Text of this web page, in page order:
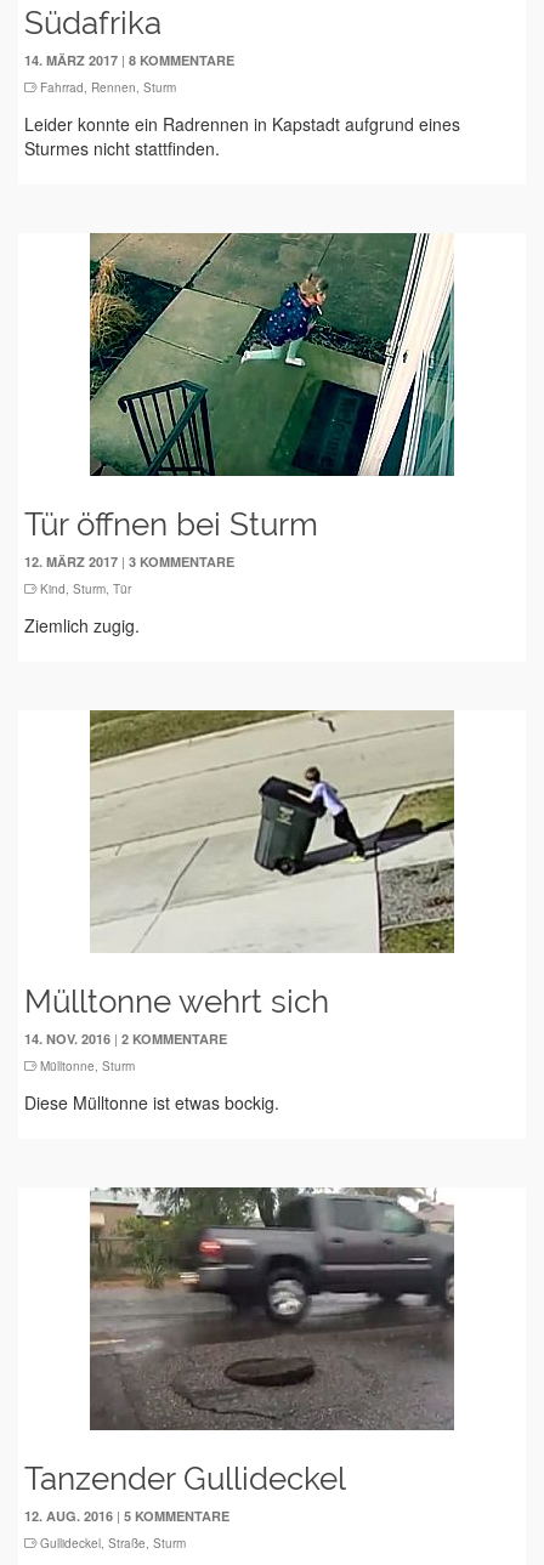
Südafrika
14. MÄRZ 2017 | 8 KOMMENTARE
Fahrrad, Rennen, Sturm
Leider konnte ein Radrennen in Kapstadt aufgrund eines
Sturmes nicht stattfinden.
Tür öffnen bei Sturm
12. MÄRZ 2017 | 3 KOMMENTARE
Kind, Sturm, Tür
Ziemlich zugig.
Mülltonne wehrt sich
14. NOV. 2016 | 2 KOMMENTARE
Mülltonne, Sturm
Diese Mülltonne ist etwas bockig.
Tanzender Gullideckel
12. AUG. 2016 | 5 KOMMENTARE
Gullideckel, Straße, Sturm